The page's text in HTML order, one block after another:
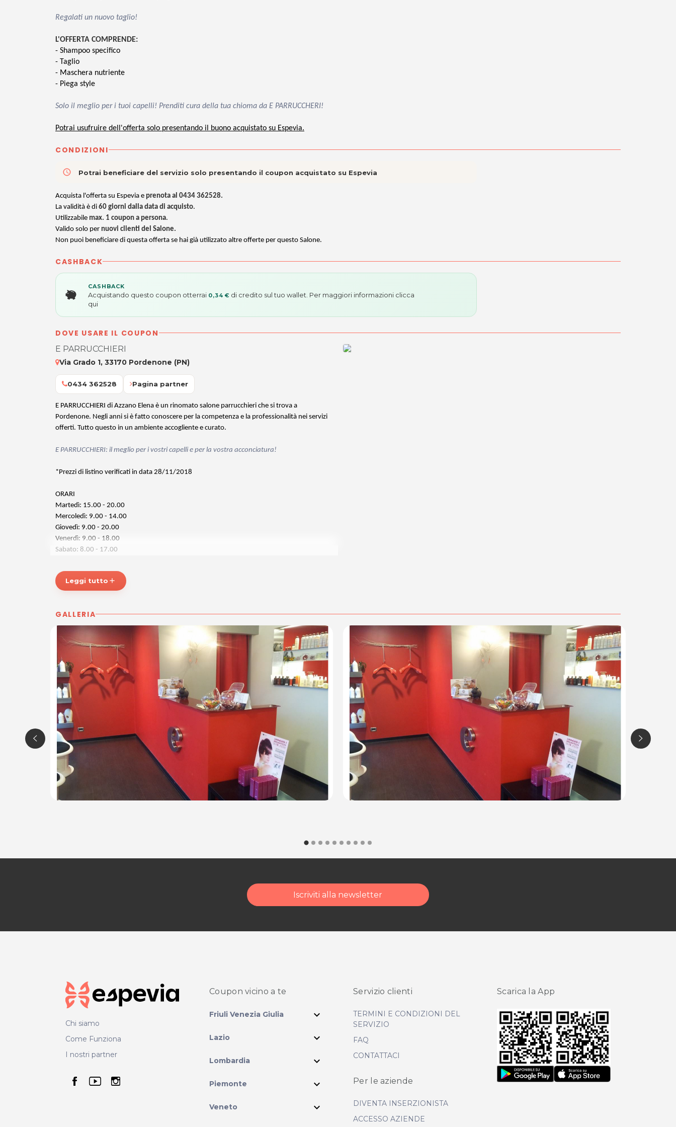
Regalati un nuovo taglio!
L'OFFERTA COMPRENDE:
- Shampoo specifico
- Taglio
- Maschera nutriente
- Piega style
Solo il meglio per i tuoi capelli! Prenditi cura della tua chioma da E PARRUCCHERI!
Potrai usufruire dell'offerta solo presentando il buono acquistato su Espevia.
CONDIZIONI
access_time Potrai beneficiare del servizio solo presentando il coupon acquistato su Espevia
Acquista l'offerta su Espevia e prenota al 0434 362528.
La validità è di 60 giorni dalla data di acquisto.
Utilizzabile max. 1 coupon a persona.
Valido solo per nuovi clienti del Salone.
Non puoi beneficiare di questa offerta se hai già utilizzato altre offerte per questo Salone.
CASHBACK
CASHBACK
Acquistando questo coupon otterrai 0,34 € di credito sul tuo wallet. Per maggiori informazioni clicca
qui
DOVE USARE IL COUPON
E PARRUCCHIERI
Via Grado 1, 33170 Pordenone (PN)
0434 362528 Pagina partner
E PARRUCCHIERI di Azzano Elena è un rinomato salone parrucchieri che si trova a
Pordenone. Negli anni si è fatto conoscere per la competenza e la professionalità nei servizi
offerti. Tutto questo in un ambiente accogliente e curato.
E PARRUCCHIERI: il meglio per i vostri capelli e per la vostra acconciatura!
*Prezzi di listino verificati in data 28/11/2018
ORARI
Martedì: 15.00 - 20.00
Mercoledì: 9.00 - 14.00
Giovedì: 9.00 - 20.00
Venerdì: 9.00 - 18.00
Sabato: 8.00 - 17.00
E PARRUCCHIERI
Tel. 0434 362528
P.IVA 01570630937
Per ulteriori informazioni sull'offerta o sulle modalità di acquisto scrivi a posta@espevia.it.
Leggi tutto add
GALLERIA
Iscriviti alla newsletter
Chi siamo
Come Funziona
I nostri partner
seguici su facebook
seguici su youtube
seguici su instagram
Coupon vicino a te
Friuli Venezia Giulia expand_more
Lazio expand_more
Lombardia expand_more
Piemonte expand_more
Veneto expand_more
Servizio clienti
TERMINI E CONDIZIONI DEL
SERVIZIO
FAQ
CONTATTACI
Per le aziende
DIVENTA INSERZIONISTA
ACCESSO AZIENDE
Scarica la App